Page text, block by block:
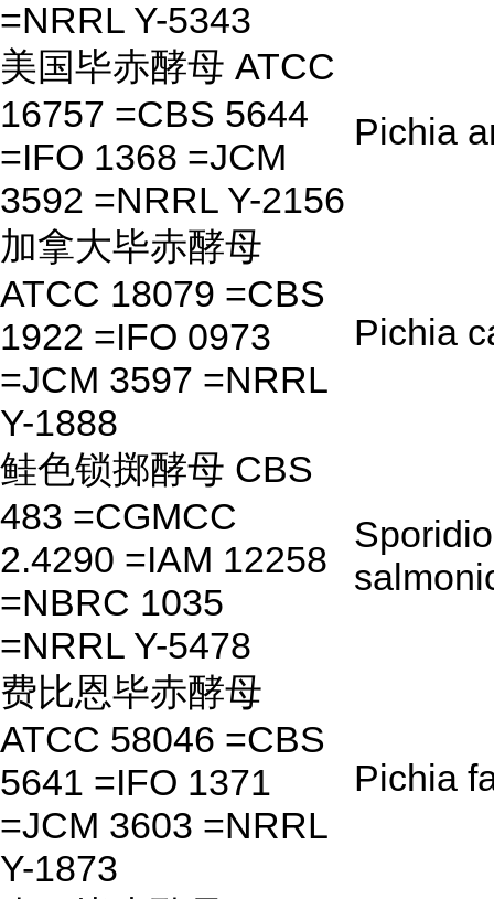
=NRRL Y-5343
美国毕赤酵母 ATCC
16757 =CBS 5644
=IFO 1368 =JCM
3592 =NRRL Y-2156
Pichia
加拿大毕赤酵母
ATCC 18079 =CBS
1922 =IFO 0973
=JCM 3597 =NRRL
Y-1888
Pichia
鲑色锁掷酵母 CBS
483 =CGMCC
2.4290 =IAM 12258
=NBRC 1035
=NRRL Y-5478
费比恩毕赤酵母
ATCC 58046 =CBS
5641 =IFO 1371
=JCM 3603 =NRRL
Y-1873
Pichia